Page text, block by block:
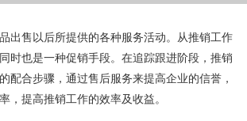
出售以后所提供的各种服务活动。从推销工作
时也是一种促销手段。在追踪跟进阶段，推销
配合步骤，通过售后服务来提高企业的信誉，
，提高推销工作的效率及收益。